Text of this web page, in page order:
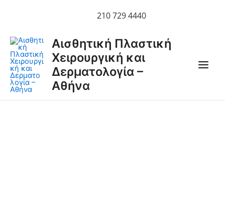
210 729 4440
Αισθητική Πλαστική
Χειρουργική και
Δερματολογία –
Αθήνα